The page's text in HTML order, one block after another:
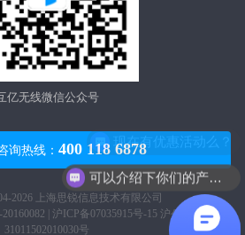
亿无线微信公众号
询热线： 400 118 6878
2026 上海思锐信息技术有限公司
| 沪ICP备07035915号-15 沪公网安备
31011502010030号
可以介绍下你们的产品么？
现在有优惠活动么？